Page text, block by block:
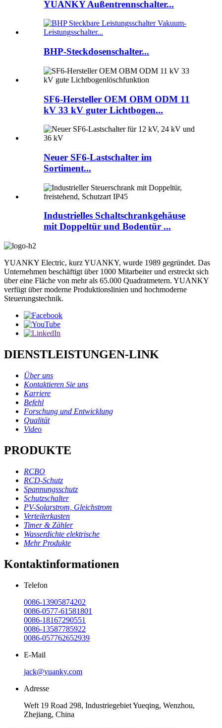
YUANKY Außentrennschalter...
BHP-Steckdosenschalter...
SF6-Hersteller OEM OBM ODM 11
kV 33 kV guter Lichtbogen...
Neuer SF6-Lastschalter im
Sortiment...
Industrielles Schaltschrankgehäuse
mit Doppeltür und Bodentür ...
YUANKY Electric, kurz YUANKY, wurde 1989 gegründet. Das
Unternehmen beschäftigt über 1000 Mitarbeiter und erstreckt sich
über eine Fläche von mehr als 65.000 Quadratmetern. YUANKY
verfügt über moderne Produktionslinien und hochmoderne
Steuerungstechnik.
DIENSTLEISTUNGEN-LINK
Über uns
Kontaktieren Sie uns
Karriere
Befehl
Forschung und Entwicklung
Qualität
Video
PRODUKTE
RCBO
RCD-Schutz
Spannungsschutz
Schutzschalter
PV-Solarstrom, Gleichstrom
Verteilerkasten
Timer & Zähler
Wasserdichte elektrische
Mehr Produkte
Kontaktinformationen
Telefon
0086-13905874202
0086-0577-61581801
0086-18167290551
0086-13587785922
0086-057762652939
E-Mail
jack@yuanky.com
Adresse
Weft 19 Road 298, Industriegebiet Yueqing, Wenzhou,
Zhejiang, China